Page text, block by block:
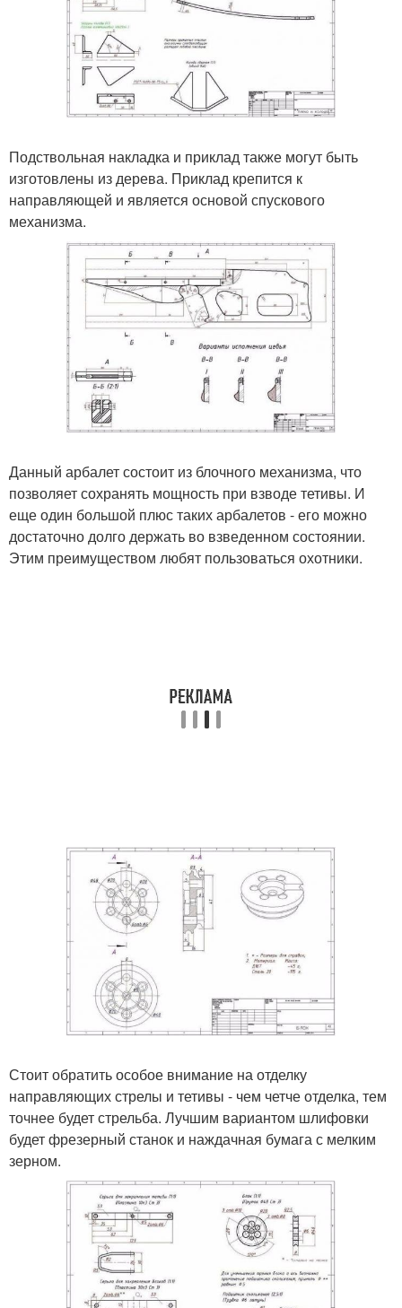
Подствольная накладка и приклад также могут быть
изготовлены из дерева. Приклад крепится к
направляющей и является основой спускового
механизма.
Данный арбалет состоит из блочного механизма, что
позволяет сохранять мощность при взводе тетивы. И
еще один большой плюс таких арбалетов - его можно
достаточно долго держать во взведенном состоянии.
Этим преимуществом любят пользоваться охотники.
Стоит обратить особое внимание на отделку
направляющих стрелы и тетивы - чем четче отделка, тем
точнее будет стрельба. Лучшим вариантом шлифовки
будет фрезерный станок и наждачная бумага с мелким
зерном.